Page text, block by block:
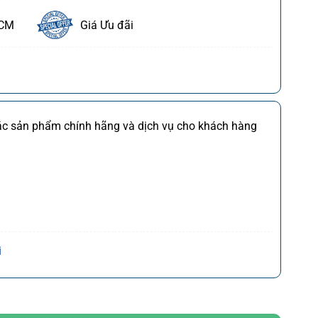
Giá Ưu đãi
Chi tiết
Chi tiết
sản phẩm chính hãng và dịch vụ cho khách hàng
Hưng Đạo, P. Cửa Nam, Q. Hoàn Kiếm, Tp. Hà